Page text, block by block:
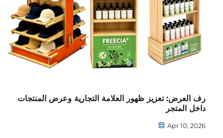
رف العرض: تعزيز ظهور العلامة التجارية وعرض المنتجات
داخل المتجر
Apr 10, 2026